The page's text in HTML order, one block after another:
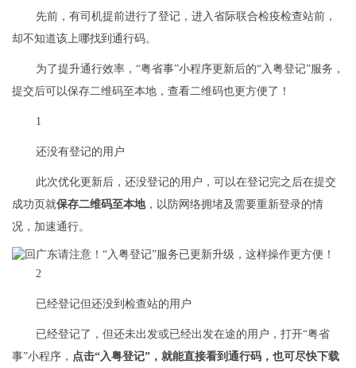
先前，有司机提前进行了登记，进入省际联合检疫检查站前，
却不知道该上哪找到通行码。
为了提升通行效率，“粤省事”小程序更新后的“入粤登记”服务，
提交后可以保存二维码至本地，查看二维码也更方便了！
1
还没有登记的用户
此次优化更新后，还没登记的用户，可以在登记完之后在提交
成功页就保存二维码至本地，以防网络拥堵及需要重新登录的情
况，加速通行。
2
已经登记但还没到检查站的用户
已经登记了，但还未出发或已经出发在途的用户，打开“粤省
事”小程序， 点击“入粤登记”，就能直接看到通行码，也可尽快下载